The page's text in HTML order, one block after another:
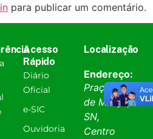
para publicar um comentário.
Acesso
Rápido
Diário
Oficial
e-SIC
Ouvidoria
Localização
Endereço:
Praça 31
de Março,
SN,
Centro